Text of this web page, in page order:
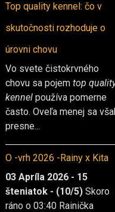
Top quality kennel: čo v
skutočnosti rozhoduje o
úrovni chovu
Vo svete čistokrvného
chovu sa pojem top
kennel používa pomerne
často. Oveľa menej sa
presne...
O -vrh 2026 -Rainy x Kita
03 Apríla 2026 - 15
šteniatok - (10/5) Skoro
ráno o 03:40 Rainička